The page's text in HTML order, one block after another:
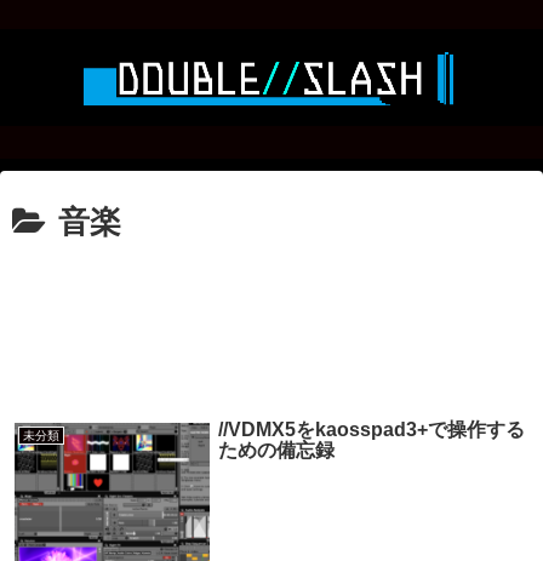
音楽
未分類
//VDMX5をkaosspad3+で操作する
ための備忘録